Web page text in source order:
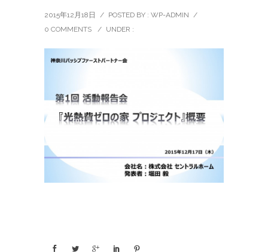
2015年12月18日 / POSTED BY : WP-ADMIN /
0 COMMENTS
/ UNDER :